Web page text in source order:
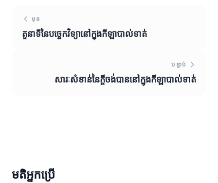
មុន
តួនាទីនៃបច្ចេកវិទ្យានៅក្នុងកីឡាបាល់ទាត់
បន្ទាប់
សារៈសំខាន់នៃក្តីចង់បាននៅក្នុងកីឡាបាល់ទាត់
មតិអ្នកប្រើ